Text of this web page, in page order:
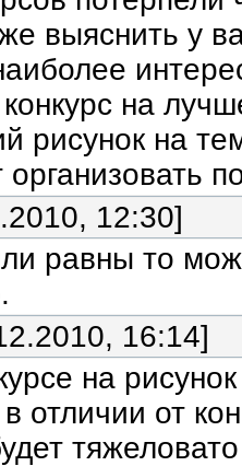
выяснить у
на
рисунок на
12:30]
равны то
16:14]
на
отличии от